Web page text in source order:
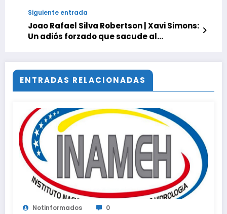
Siguiente entrada
Joao Rafael Silva Robertson | Xavi Simons:
Un adiós forzado que sacude al
ENTRADAS RELACIONADAS
Notinformados 0